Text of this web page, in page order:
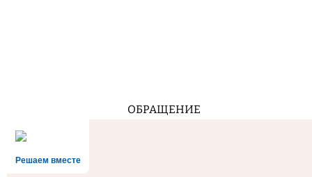
ОБРАЩЕНИЕ
Решаем вместе